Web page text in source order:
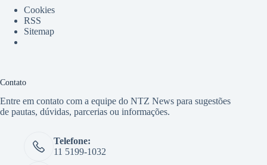
Cookies
RSS
Sitemap
Contato
Entre em contato com a equipe do NTZ News para sugestões
de pautas, dúvidas, parcerias ou informações.
Telefone:
11 5199-1032